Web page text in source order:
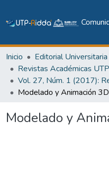
Inicio
Revistas Académicas UTP
Modelado y Animación 3D
Modelado y